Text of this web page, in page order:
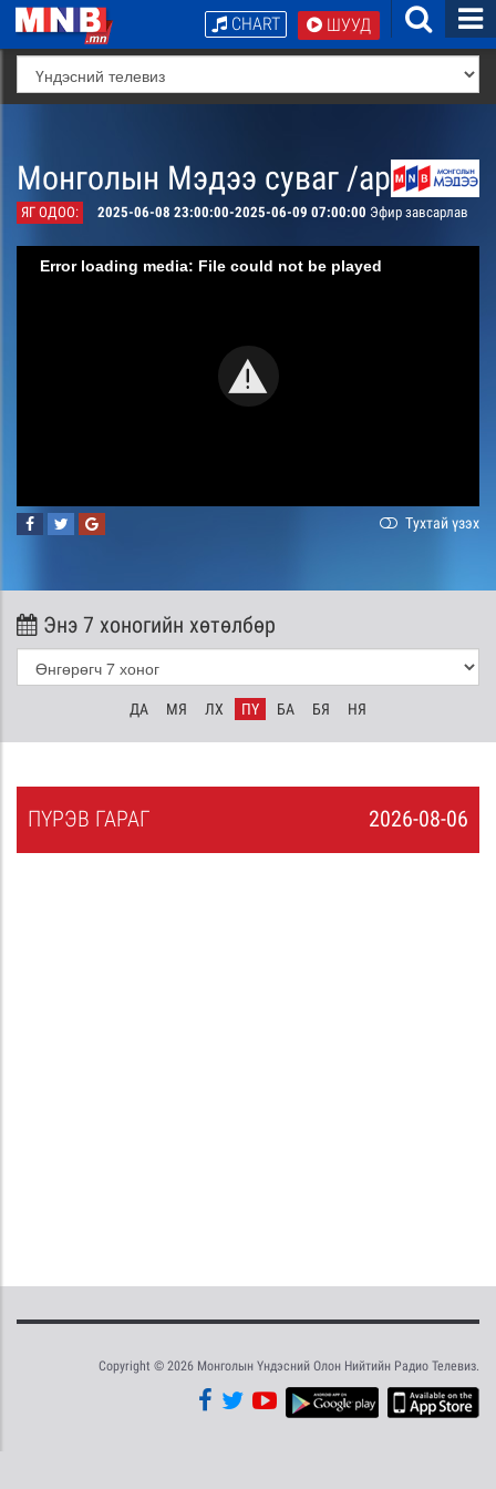
ШУУД
CHART
Монголын Мэдээ суваг /архив/
ЯГ ОДОО: 2025-06-08 23:00:00-2025-06-09 07:00:00 Эфир завсарлав
Error loading media: File could not be played
Тухтай үзэх
Энэ 7 хоногийн хөтөлбөр
ДА МЯ ЛХ ПҮ БА БЯ НЯ
2026-08-06
ПҮРЭВ ГАРАГ
Copyright © 2026 Монголын Үндэсний Олон Нийтийн Радио Телевиз.